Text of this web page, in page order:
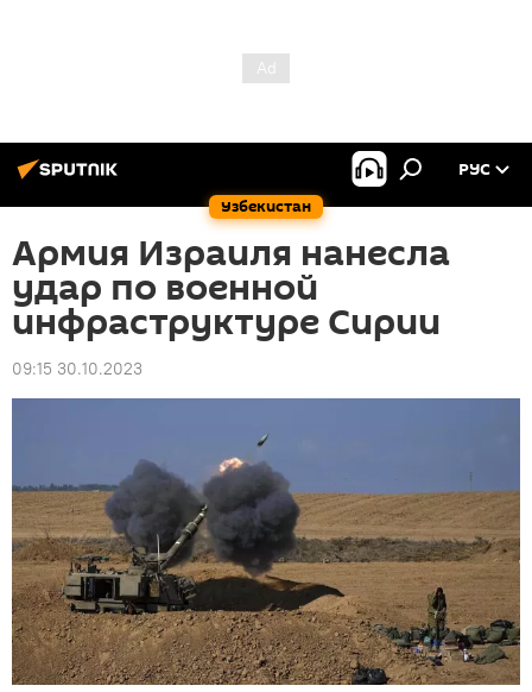
Узбекистан
РУС
Армия Израиля нанесла
удар по военной
инфраструктуре Сирии
09:15 30.10.2023